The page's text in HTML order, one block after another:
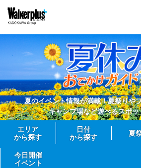
夏のイベント情報が満載！夏祭りや
キャンプ場など遊べるスポ
エリア
から探す
日付
から探す
夏
今日開催
イベント